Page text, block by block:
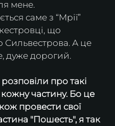
мене.
саме з “Мрії”
що
А це
дуже дорогий.
про такі
частину. Бо це
провести свої
"Пошесть", я так